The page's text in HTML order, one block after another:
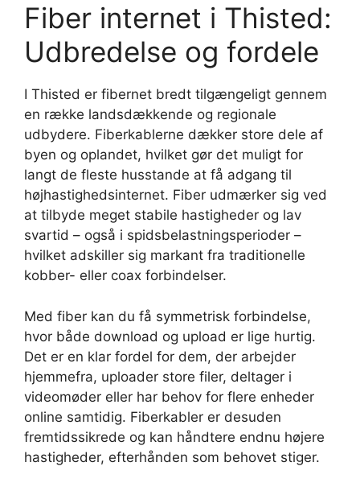
Fiber internet i Thisted:
Udbredelse og fordele
I Thisted er fibernet bredt tilgængeligt gennem
en række landsdækkende og regionale
udbydere. Fiberkablerne dækker store dele af
byen og oplandet, hvilket gør det muligt for
langt de fleste husstande at få adgang til
højhastighedsinternet. Fiber udmærker sig ved
at tilbyde meget stabile hastigheder og lav
svartid – også i spidsbelastningsperioder –
hvilket adskiller sig markant fra traditionelle
kobber- eller coax forbindelser.
Med fiber kan du få symmetrisk forbindelse,
hvor både download og upload er lige hurtig.
Det er en klar fordel for dem, der arbejder
hjemmefra, uploader store filer, deltager i
videomøder eller har behov for flere enheder
online samtidig. Fiberkabler er desuden
fremtidssikrede og kan håndtere endnu højere
hastigheder, efterhånden som behovet stiger.